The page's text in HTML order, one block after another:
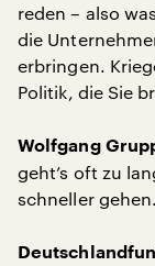
reden – also
die
erbringen.
Politik, die Sie
Wolfgang
geht’s oft zu
schneller gehen.